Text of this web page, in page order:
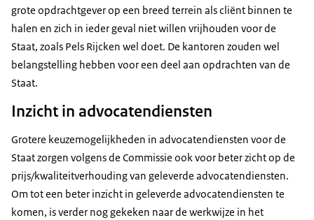
grote opdrachtgever op een breed terrein als cliënt binnen te
halen en zich in ieder geval niet willen vrijhouden voor de
Staat, zoals Pels Rijcken wel doet. De kantoren zouden wel
belangstelling hebben voor een deel aan opdrachten van de
Staat.
Inzicht in advocatendiensten
Grotere keuzemogelijkheden in advocatendiensten voor de
Staat zorgen volgens de Commissie ook voor beter zicht op de
prijs/kwaliteitverhouding van geleverde advocatendiensten.
Om tot een beter inzicht in geleverde advocatendiensten te
komen, is verder nog gekeken naar de werkwijze in het